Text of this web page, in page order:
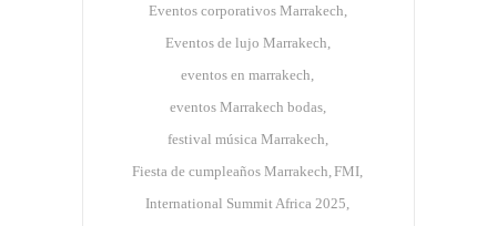
Eventos corporativos Marrakech
Eventos de lujo Marrakech
eventos en marrakech
eventos Marrakech bodas
festival música Marrakech
Fiesta de cumpleaños Marrakech FMI
International Summit Africa 2025